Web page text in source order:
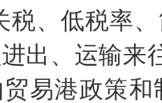
税、低税率
出、运输来
易港政策和